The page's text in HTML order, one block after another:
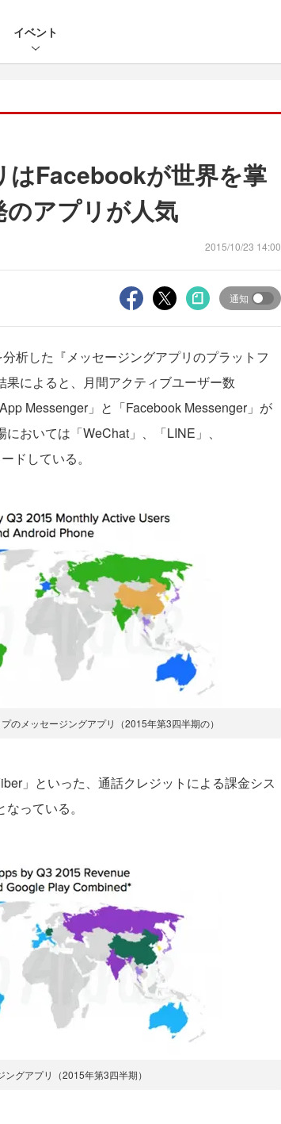
イベント
はFacebookが世界を掌
アプリが人気
2015/10/23 14:00
通知
析した『メッセージングアプリのプラットフ
によると、月間アクティブユーザー数
Messenger」と「Facebook Messenger」が
おいては「WeChat」、「LINE」、
ドしている。
のメッセージングアプリ（2015年第3四半期の）
」といった、通話クレジットによる課金シス
っている。
グアプリ（2015年第3四半期）